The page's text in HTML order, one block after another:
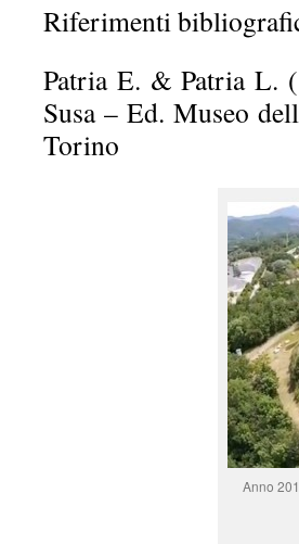
Riferimenti
Patria E. & Patria L.
Susa – Ed. Museo
Torino
Anno